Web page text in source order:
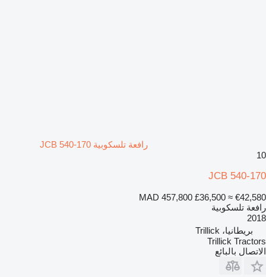
رافعة تلسكوبية JCB 540-170
10
JCB 540-170
MAD 457,800 £36,500 ≈ €42,580
رافعة تلسكوبية
2018
بريطانيا، Trillick
Trillick Tractors
الاتصال بالبائع